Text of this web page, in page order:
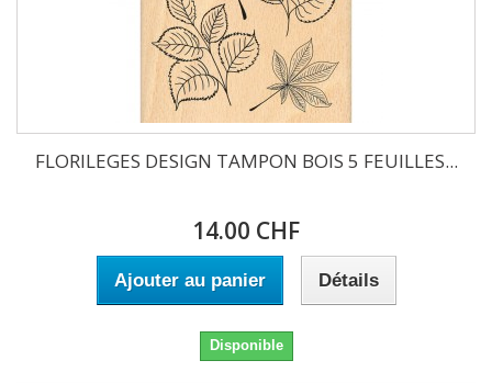
FLORILEGES DESIGN TAMPON BOIS 5 FEUILLES...
14.00 CHF
Ajouter au panier Détails
Disponible